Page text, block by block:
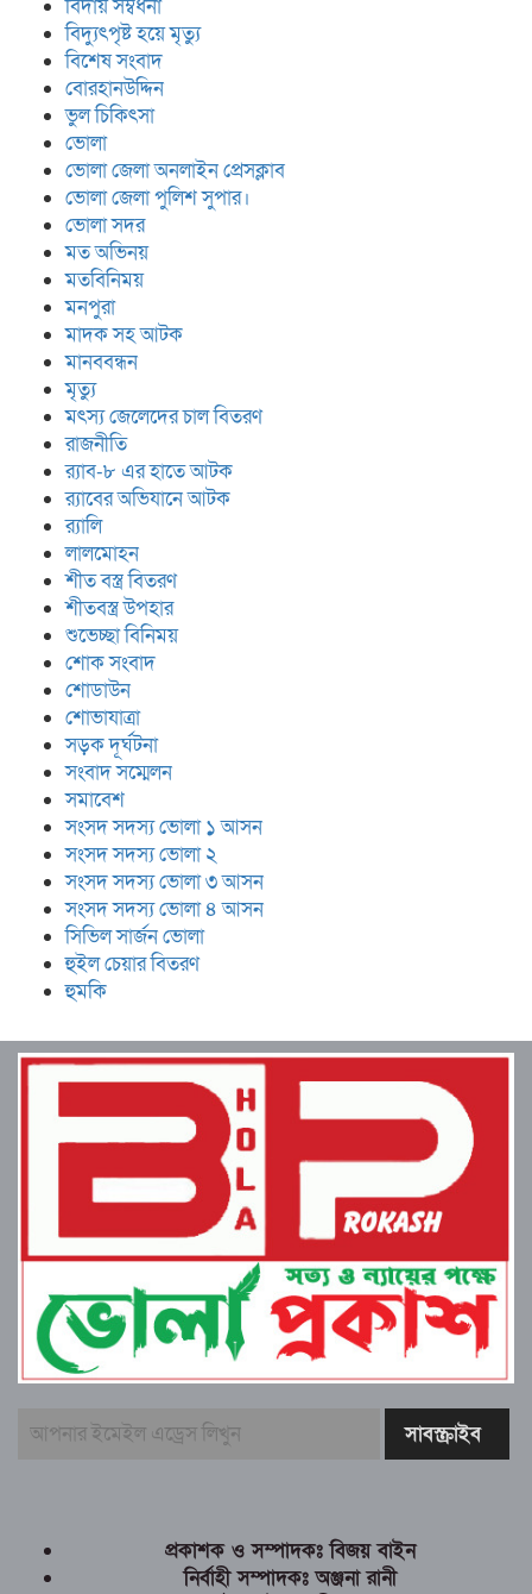
বিদায় সম্বর্ধনা
বিদ্যুৎপৃষ্ট হয়ে মৃত্যু
বিশেষ সংবাদ
বোরহানউদ্দিন
ভুল চিকিৎসা
ভোলা
ভোলা জেলা অনলাইন প্রেসক্লাব
ভোলা জেলা পুলিশ সুপার।
ভোলা সদর
মত অভিনয়
মতবিনিময়
মনপুরা
মাদক সহ আটক
মানববন্ধন
মৃত্যু
মৎস্য জেলেদের চাল বিতরণ
রাজনীতি
র‍্যাব-৮ এর হাতে আটক
র‍্যাবের অভিযানে আটক
র‍্যালি
লালমোহন
শীত বস্ত্র বিতরণ
শীতবস্ত্র উপহার
শুভেচ্ছা বিনিময়
শোক সংবাদ
শোডাউন
শোভাযাত্রা
সড়ক দূর্ঘটনা
সংবাদ সম্মেলন
সমাবেশ
সংসদ সদস্য ভোলা ১ আসন
সংসদ সদস্য ভোলা ২
সংসদ সদস্য ভোলা ৩ আসন
সংসদ সদস্য ভোলা ৪ আসন
সিভিল সার্জন ভোলা
হুইল চেয়ার বিতরণ
হুমকি
প্রকাশক ও সম্পাদকঃ বিজয় বাইন
নির্বাহী সম্পাদকঃ অঞ্জনা রানী